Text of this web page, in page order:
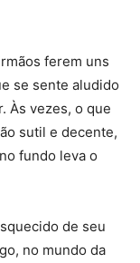
ferem uns
se sente aludido
Às vezes, o que
sutil e decente,
fundo leva o
de seu
no mundo da